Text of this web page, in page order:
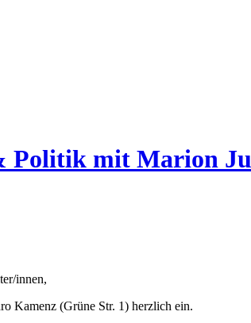
mit Marion
innen,
Kamenz (Grüne Str. 1) herzlich ein.